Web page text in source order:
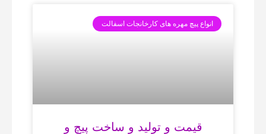
انواع پیچ مهره های کارخانجات اسفالت
قیمت و تولید و ساخت پیچ و